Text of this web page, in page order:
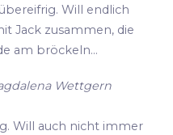
Will endlich
Jack zusammen, die
am bröckeln...
Wettgern
Will auch nicht immer